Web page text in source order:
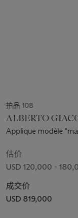
拍品 108
ALBERTO
Applique modèle
估价
USD 120,000 -
成交价
USD 819,000